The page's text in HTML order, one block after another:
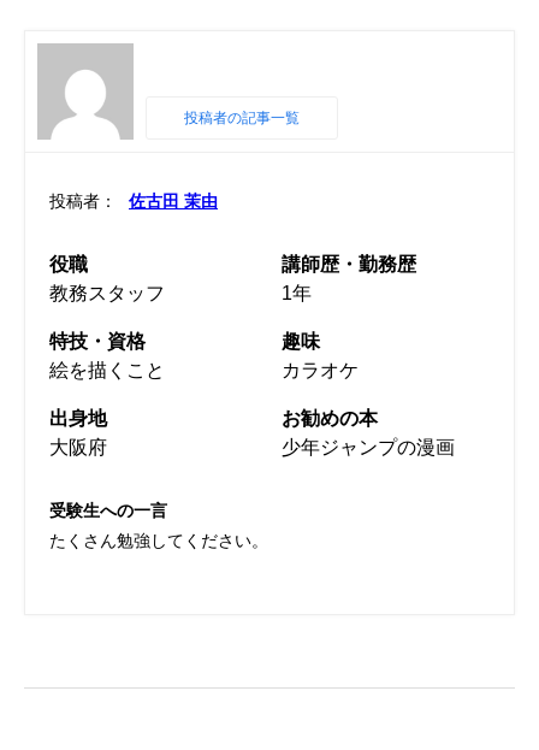
投稿者の記事一覧
投稿者： 佐古田 茉由
役職
教務スタッフ
講師歴・勤務歴
1年
特技・資格
絵を描くこと
趣味
カラオケ
出身地
大阪府
お勧めの本
少年ジャンプの漫画
受験生への一言
たくさん勉強してください。